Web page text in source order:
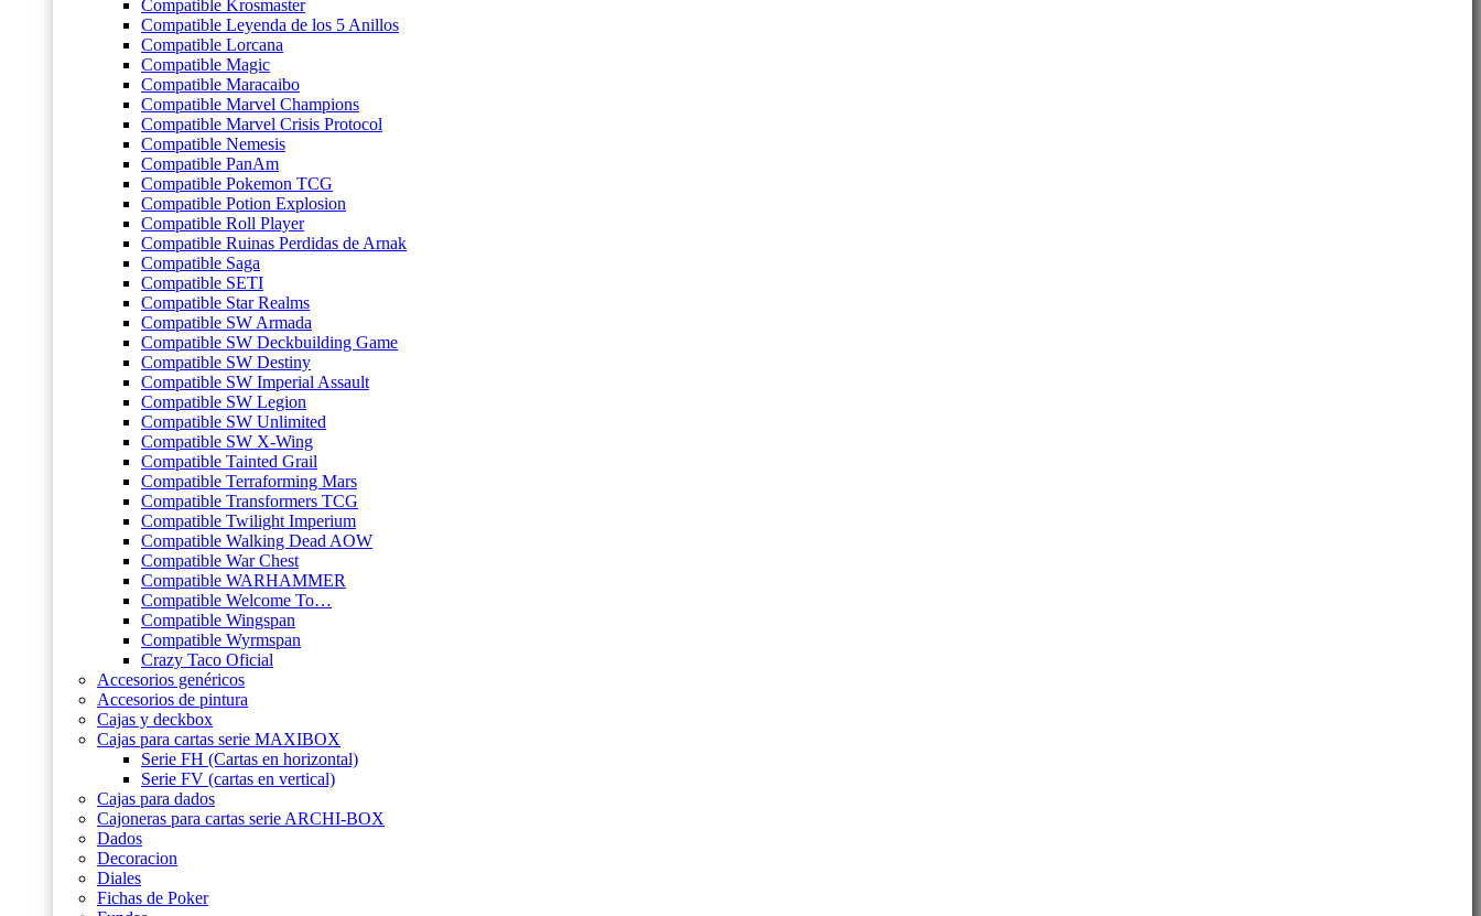
Compatible Krosmaster
Compatible Leyenda de los 5 Anillos
Compatible Lorcana
Compatible Magic
Compatible Maracaibo
Compatible Marvel Champions
Compatible Marvel Crisis Protocol
Compatible Nemesis
Compatible PanAm
Compatible Pokemon TCG
Compatible Potion Explosion
Compatible Roll Player
Compatible Ruinas Perdidas de Arnak
Compatible Saga
Compatible SETI
Compatible Star Realms
Compatible SW Armada
Compatible SW Deckbuilding Game
Compatible SW Destiny
Compatible SW Imperial Assault
Compatible SW Legion
Compatible SW Unlimited
Compatible SW X-Wing
Compatible Tainted Grail
Compatible Terraforming Mars
Compatible Transformers TCG
Compatible Twilight Imperium
Compatible Walking Dead AOW
Compatible War Chest
Compatible WARHAMMER
Compatible Welcome To…
Compatible Wingspan
Compatible Wyrmspan
Crazy Taco Oficial
Accesorios genéricos
Accesorios de pintura
Cajas y deckbox
Cajas para cartas serie MAXIBOX
Serie FH (Cartas en horizontal)
Serie FV (cartas en vertical)
Cajas para dados
Cajoneras para cartas serie ARCHI-BOX
Dados
Decoracion
Diales
Fichas de Poker